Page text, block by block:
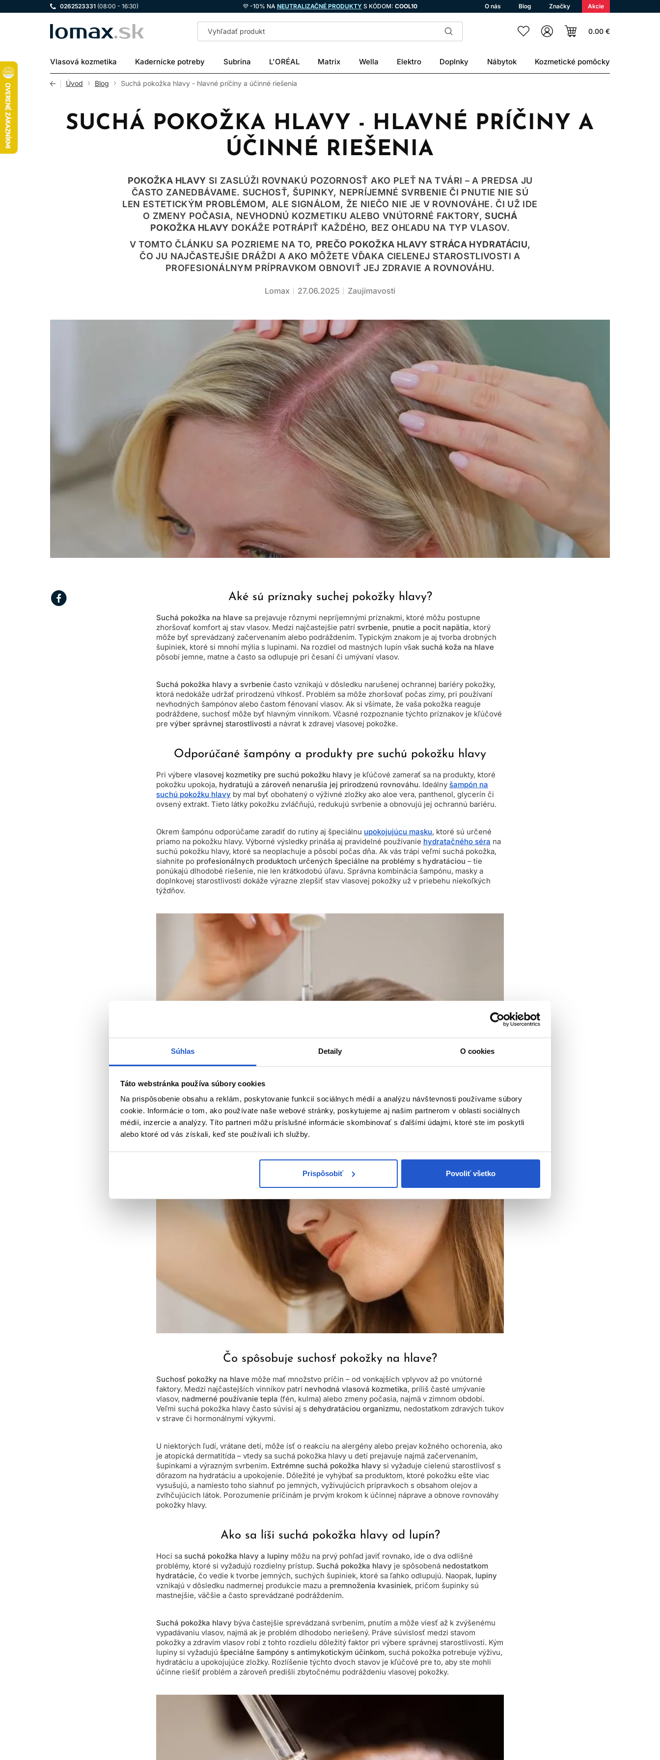
Súhlas Detaily O cookies
Táto webstránka používa súbory cookies
Na prispôsobenie obsahu a reklám, poskytovanie funkcií sociálnych médií a analýzu návštevnosti používame súbory
cookie. Informácie o tom, ako používate naše webové stránky, poskytujeme aj našim partnerom v oblasti sociálnych
médií, inzercie a analýzy. Títo partneri môžu príslušné informácie skombinovať s ďalšími údajmi, ktoré ste im poskytli
alebo ktoré od vás získali, keď ste používali ich služby.
Prispôsobiť Povoliť všetko
0262523331 (08:00 - 16:30) 💜 -10% NA NEUTRALIZAČNÉ PRODUKTY S KÓDOM: COOL10 O nás Blog Značky Akcie
LOMAX 0.00 €
Vlasová kozmetika Kadernícke potreby Subrina L'ORÉAL Matrix Wella Elektro Doplnky Nábytok Kozmetické pomôcky
Úvod Blog Suchá pokožka hlavy - hlavné príčiny a účinné riešenia
SUCHÁ POKOŽKA HLAVY - HLAVNÉ PRÍČINY A
ÚČINNÉ RIEŠENIA
POKOŽKA HLAVY SI ZASLÚŽI ROVNAKÚ POZORNOSŤ AKO PLEŤ NA TVÁRI – A PREDSA JU
ČASTO ZANEDBÁVAME. SUCHOSŤ, ŠUPINKY, NEPRÍJEMNÉ SVRBENIE ČI PNUTIE NIE SÚ
LEN ESTETICKÝM PROBLÉMOM, ALE SIGNÁLOM, ŽE NIEČO NIE JE V ROVNOVÁHE. ČI UŽ IDE
O ZMENY POČASIA, NEVHODNÚ KOZMETIKU ALEBO VNÚTORNÉ FAKTORY,SUCHÁ
POKOŽKA HLAVY DOKÁŽE POTRÁPIŤ KAŽDÉHO, BEZ OHĽADU NA TYP VLASOV.
V TOMTO ČLÁNKU SA POZRIEME NA TO, PREČO POKOŽKA HLAVY STRÁCA HYDRATÁCIU,
ČO JU NAJČASTEJŠIE DRÁŽDI A AKO MÔŽETE VĎAKA CIELENEJ STAROSTLIVOSTI A
PROFESIONÁLNYM PRÍPRAVKOM OBNOVIŤ JEJ ZDRAVIE A ROVNOVÁHU.
Lomax 27.06.2025 Zaujímavosti
Aké sú príznaky suchej pokožky hlavy?
Suchá pokožka na hlave sa prejavuje rôznymi nepríjemnými príznakmi, ktoré môžu postupne
zhoršovať komfort aj stav vlasov. Medzi najčastejšie patrí svrbenie, pnutie a pocit napätia, ktorý
môže byť sprevádzaný začervenaním alebo podráždením. Typickým znakom je aj tvorba drobných
šupiniek, ktoré si mnohí mýlia s lupinami. Na rozdiel od mastných lupín však suchá koža na hlave
pôsobí jemne, matne a často sa odlupuje pri česaní či umývaní vlasov.
Suchá pokožka hlavy a svrbenie často vznikajú v dôsledku narušenej ochrannej bariéry pokožky,
ktorá nedokáže udržať prirodzenú vlhkosť. Problém sa môže zhoršovať počas zimy, pri používaní
nevhodných šampónov alebo častom fénovaní vlasov. Ak si všímate, že vaša pokožka reaguje
podráždene, suchosť môže byť hlavným vinníkom. Včasné rozpoznanie týchto príznakov je kľúčové
pre výber správnej starostlivosti a návrat k zdravej vlasovej pokožke.
Odporúčané šampóny a produkty pre suchú pokožku hlavy
Pri výbere vlasovej kozmetiky pre suchú pokožku hlavy je kľúčové zamerať sa na produkty, ktoré
pokožku upokoja, hydratujú a zároveň nenarušia jej prirodzenú rovnováhu. Ideálny šampón na
suchú pokožku hlavy by mal byť obohatený o výživné zložky ako aloe vera, panthenol, glycerín či
ovsený extrakt. Tieto látky pokožku zvláčňujú, redukujú svrbenie a obnovujú jej ochrannú bariéru.
Okrem šampónu odporúčame zaradiť do rutiny aj špeciálnu upokojujúcu masku, ktoré sú určené
priamo na pokožku hlavy. Výborné výsledky prináša aj pravidelné používanie hydratačného séra na
suchú pokožku hlavy, ktoré sa neoplachuje a pôsobí počas dňa. Ak vás trápi veľmi suchá pokožka,
siahnite po profesionálnych produktoch určených špeciálne na problémy s hydratáciou – tie
ponúkajú dlhodobé riešenie, nie len krátkodobú úľavu. Správna kombinácia šampónu, masky a
doplnkovej starostlivosti dokáže výrazne zlepšiť stav vlasovej pokožky už v priebehu niekoľkých
týždňov.
Čo spôsobuje suchosť pokožky na hlave?
Suchosť pokožky na hlave môže mať množstvo príčin – od vonkajších vplyvov až po vnútorné
faktory. Medzi najčastejších vinníkov patrí nevhodná vlasová kozmetika, príliš časté umývanie
vlasov, nadmerné používanie tepla (fén, kulma) alebo zmeny počasia, najmä v zimnom období.
Veľmi suchá pokožka hlavy často súvisí aj s dehydratáciou organizmu, nedostatkom zdravých tukov
v strave či hormonálnymi výkyvmi.
U niektorých ľudí, vrátane detí, môže ísť o reakciu na alergény alebo prejav kožného ochorenia, ako
je atopická dermatitída – vtedy sa suchá pokožka hlavy u detí prejavuje najmä začervenaním,
šupinkami a výrazným svrbením. Extrémne suchá pokožka hlavy si vyžaduje cielenú starostlivosť s
dôrazom na hydratáciu a upokojenie. Dôležité je vyhýbať sa produktom, ktoré pokožku ešte viac
vysušujú, a namiesto toho siahnuť po jemných, vyživujúcich prípravkoch s obsahom olejov a
zvlhčujúcich látok. Porozumenie príčinám je prvým krokom k účinnej náprave a obnove rovnováhy
pokožky hlavy.
Ako sa líši suchá pokožka hlavy od lupín?
Hoci sa suchá pokožka hlavy a lupiny môžu na prvý pohľad javiť rovnako, ide o dva odlišné
problémy, ktoré si vyžadujú rozdielny prístup. Suchá pokožka hlavy je spôsobená nedostatkom
hydratácie, čo vedie k tvorbe jemných, suchých šupiniek, ktoré sa ľahko odlupujú. Naopak, lupiny
vznikajú v dôsledku nadmernej produkcie mazu a premnoženia kvasiniek, pričom šupinky sú
mastnejšie, väčšie a často sprevádzané podráždením.
Suchá pokožka hlavy býva častejšie sprevádzaná svrbením, pnutím a môže viesť až k zvýšenému
vypadávaniu vlasov, najmä ak je problém dlhodobo neriešený. Práve súvislosť medzi stavom
pokožky a zdravím vlasov robí z tohto rozdielu dôležitý faktor pri výbere správnej starostlivosti. Kým
lupiny si vyžadujú špeciálne šampóny s antimykotickým účinkom, suchá pokožka potrebuje výživu,
hydratáciu a upokojujúce zložky. Rozlíšenie týchto dvoch stavov je kľúčové pre to, aby ste mohli
účinne riešiť problém a zároveň predišli zbytočnému podráždeniu vlasovej pokožky.